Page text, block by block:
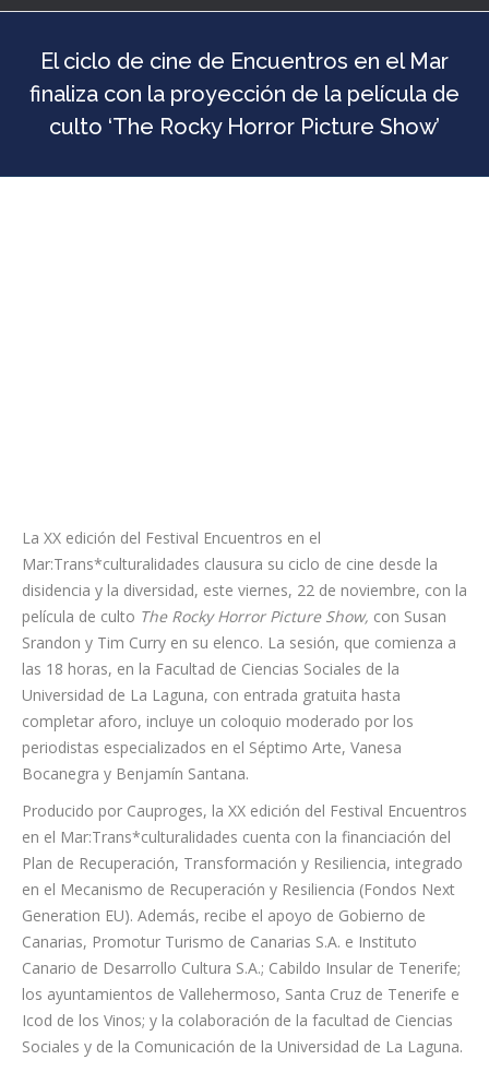
El ciclo de cine de Encuentros en el Mar
finaliza con la proyección de la película de
culto ‘The Rocky Horror Picture Show’
La XX edición del Festival Encuentros en el
Mar:Trans*culturalidades clausura su ciclo de cine desde la
disidencia y la diversidad, este viernes, 22 de noviembre, con la
película de culto The Rocky Horror Picture Show,con Susan
Srandon y Tim Curry en su elenco. La sesión, que comienza a
las 18 horas, en la Facultad de Ciencias Sociales de la
Universidad de La Laguna, con entrada gratuita hasta
completar aforo, incluye un coloquio moderado por los
periodistas especializados en el Séptimo Arte, Vanesa
Bocanegra y Benjamín Santana.
Producido por Cauproges, la XX edición del Festival Encuentros
en el Mar:Trans*culturalidades cuenta con la financiación del
Plan de Recuperación, Transformación y Resiliencia, integrado
en el Mecanismo de Recuperación y Resiliencia (Fondos Next
Generation EU). Además, recibe el apoyo de Gobierno de
Canarias, Promotur Turismo de Canarias S.A. e Instituto
Canario de Desarrollo Cultura S.A.; Cabildo Insular de Tenerife;
los ayuntamientos de Vallehermoso, Santa Cruz de Tenerife e